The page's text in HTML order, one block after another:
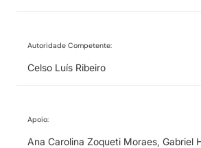
Autoridade Competente:
Celso Luís Ribeiro
Apoio:
Ana Carolina Zoqueti Moraes, Gabriel